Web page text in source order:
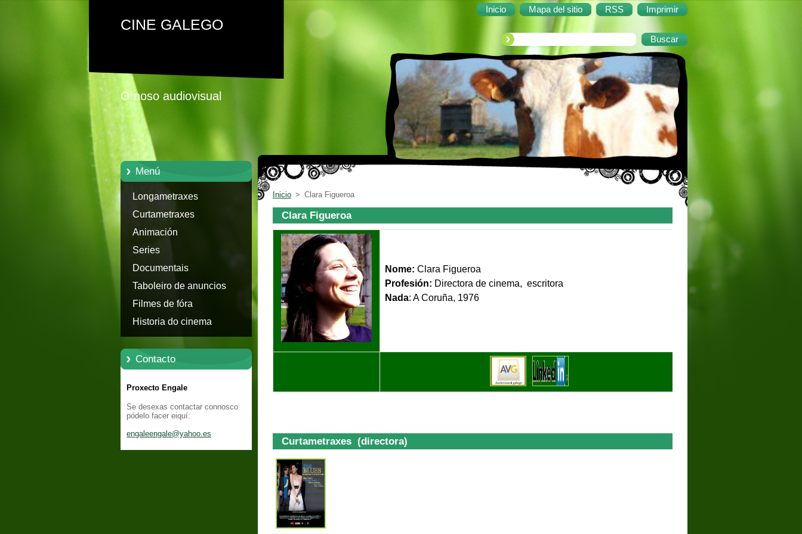
Inicio Mapa del sitio RSS Imprimir
CINE GALEGO
O noso audiovisual
Menú
Longametraxes
Curtametraxes
Animación
Series
Documentais
Taboleiro de anuncios
Filmes de fóra
Historia do cinema
Contacto
Proxecto Engale
Se desexas contactar connosco
pódelo facer eiquí:
engaleengale@yahoo.es
Inicio > Clara Figueroa
Clara Figueroa
Nome: Clara Figueroa
Profesión: Directora de cinema, escritora
Nada: A Coruña, 1976
Curtametraxes (directora)